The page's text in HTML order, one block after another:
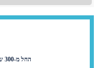
החל מ-300 ש"ח לדירה קטנה בתל אביב